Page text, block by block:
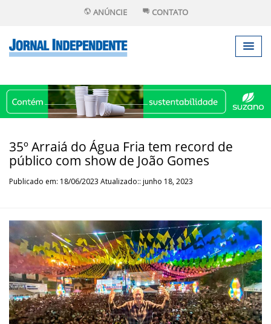
ANÚNCIE CONTATO
35º Arraiá do Água Fria tem record de
público com show de João Gomes
Publicado em: 18/06/2023 Atualizado:: junho 18, 2023